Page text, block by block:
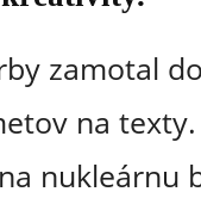
zamotal
na
nukleárnu